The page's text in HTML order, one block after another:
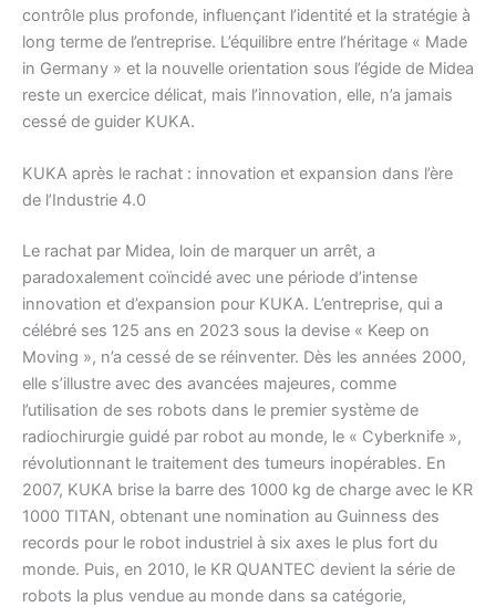
contrôle plus profonde, influençant l’identité et la stratégie à
long terme de l’entreprise. L’équilibre entre l’héritage « Made
in Germany » et la nouvelle orientation sous l’égide de Midea
reste un exercice délicat, mais l’innovation, elle, n’a jamais
cessé de guider KUKA.
KUKA après le rachat : innovation et expansion dans l’ère
de l’Industrie 4.0
Le rachat par Midea, loin de marquer un arrêt, a
paradoxalement coïncidé avec une période d’intense
innovation et d’expansion pour KUKA. L’entreprise, qui a
célébré ses 125 ans en 2023 sous la devise « Keep on
Moving », n’a cessé de se réinventer. Dès les années 2000,
elle s’illustre avec des avancées majeures, comme
l’utilisation de ses robots dans le premier système de
radiochirurgie guidé par robot au monde, le « Cyberknife »,
révolutionnant le traitement des tumeurs inopérables. En
2007, KUKA brise la barre des 1000 kg de charge avec le KR
1000 TITAN, obtenant une nomination au Guinness des
records pour le robot industriel à six axes le plus fort du
monde. Puis, en 2010, le KR QUANTEC devient la série de
robots la plus vendue au monde dans sa catégorie,